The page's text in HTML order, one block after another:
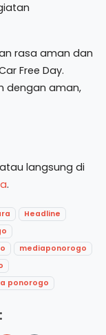
rasa aman dan
Free Day.
dengan aman,
atau langsung di
.
Headline
mediaponorogo
ponorogo